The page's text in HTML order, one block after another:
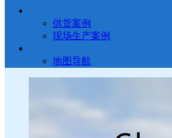
供货案例
现场生产案例
地图导航